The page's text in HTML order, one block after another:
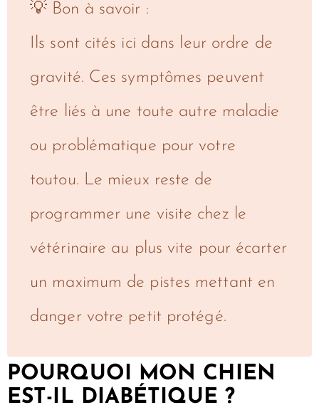
💡 Bon à savoir :
Ils sont cités ici dans leur ordre de
gravité. Ces symptômes peuvent
être liés à une toute autre maladie
ou problématique pour votre
toutou. Le mieux reste de
programmer une visite chez le
vétérinaire au plus vite pour écarter
un maximum de pistes mettant en
danger votre petit protégé.
POURQUOI MON CHIEN
EST-IL DIABÉTIQUE ?